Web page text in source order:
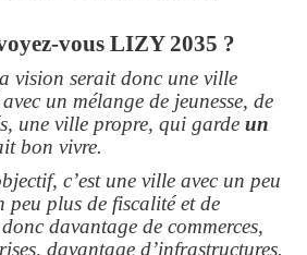
vous LIZY 2035 ?
vision serait donc une ville
un mélange de jeunesse, de
une ville propre, qui garde un
bon vivre.
c’est une ville avec un peu
peu plus de fiscalité et de
davantage de commerces,
davantage d’infrastructures.